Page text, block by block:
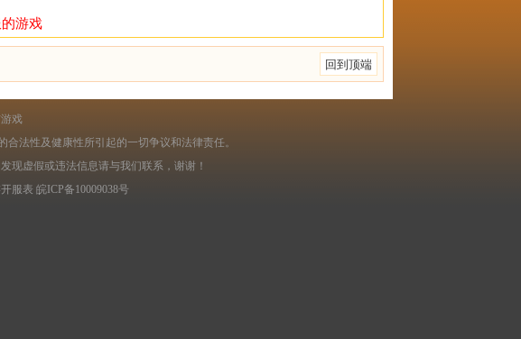
游戏
回到顶端
戏
法性及健康性所引起的一切争议和法律责任。
现虚假或违法信息请与我们联系，谢谢！
服表 皖ICP备10009038号